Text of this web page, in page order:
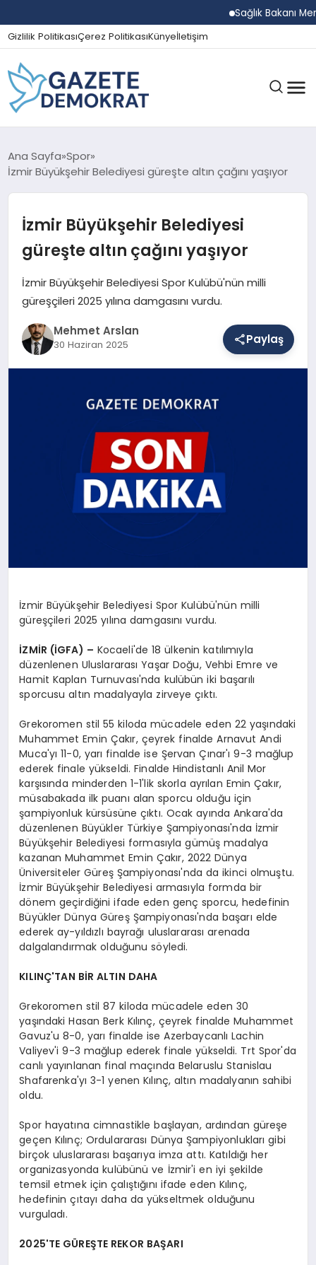
Sağlık Bakanı
Gizlilik PolitikasıÇerez PolitikasıKünyeİletişim
GÜNDEM
SPOR
MAGAZIN
Ana Sayfa Spor
İzmir Büyükşehir Belediyesi güreşte altın çağını yaşıyor
İzmir Büyükşehir Belediyesi
güreşte altın çağını yaşıyor
İzmir Büyükşehir Belediyesi Spor Kulübü'nün milli
güreşçileri 2025 yılına damgasını vurdu.
Mehmet Arslan
30 Haziran 2025 Paylaş
İzmir Büyükşehir Belediyesi Spor Kulübü'nün milli
güreşçileri 2025 yılına damgasını vurdu.
İZMİR (İGFA) – Kocaeli'de 18 ülkenin katılımıyla
düzenlenen Uluslararası Yaşar Doğu, Vehbi Emre ve
Hamit Kaplan Turnuvası'nda kulübün iki başarılı
sporcusu altın madalyayla zirveye çıktı.
Grekoromen stil 55 kiloda mücadele eden 22 yaşındaki
Muhammet Emin Çakır, çeyrek finalde Arnavut Andi
Muca'yı 11-0, yarı finalde ise Şervan Çınar'ı 9-3 mağlup
ederek finale yükseldi. Finalde Hindistanlı Anil Mor
karşısında minderden 1-1'lik skorla ayrılan Emin Çakır,
müsabakada ilk puanı alan sporcu olduğu için
şampiyonluk kürsüsüne çıktı. Ocak ayında Ankara'da
düzenlenen Büyükler Türkiye Şampiyonası'nda İzmir
Büyükşehir Belediyesi formasıyla gümüş madalya
kazanan Muhammet Emin Çakır, 2022 Dünya
Üniversiteler Güreş Şampiyonası'nda da ikinci olmuştu.
İzmir Büyükşehir Belediyesi armasıyla formda bir
dönem geçirdiğini ifade eden genç sporcu, hedefinin
Büyükler Dünya Güreş Şampiyonası'nda başarı elde
ederek ay-yıldızlı bayrağı uluslararası arenada
dalgalandırmak olduğunu söyledi.
KILINÇ'TAN BİR ALTIN DAHA
Grekoromen stil 87 kiloda mücadele eden 30
yaşındaki Hasan Berk Kılınç, çeyrek finalde Muhammet
Gavuz'u 8-0, yarı finalde ise Azerbaycanlı Lachin
Valiyev'i 9-3 mağlup ederek finale yükseldi. Trt Spor'da
canlı yayınlanan final maçında Belaruslu Stanislau
Shafarenka'yı 3-1 yenen Kılınç, altın madalyanın sahibi
oldu.
Spor hayatına cimnastikle başlayan, ardından güreşe
geçen Kılınç; Ordulararası Dünya Şampiyonlukları gibi
birçok uluslararası başarıya imza attı. Katıldığı her
organizasyonda kulübünü ve İzmir'i en iyi şekilde
temsil etmek için çalıştığını ifade eden Kılınç,
hedefinin çıtayı daha da yükseltmek olduğunu
vurguladı.
2025'TE GÜREŞTE REKOR BAŞARI